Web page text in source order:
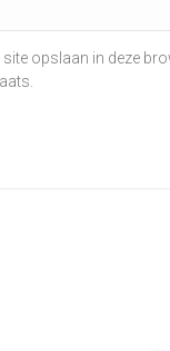
opslaan in deze